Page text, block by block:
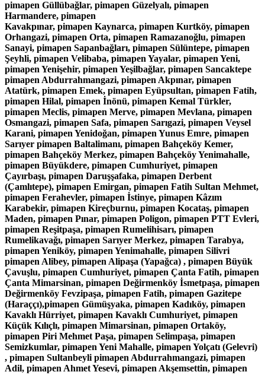
pimapen Güllübağlar, pimapen Güzelyalı, pimapen
Harmandere, pimapen
Kavakpınar, pimapen Kaynarca, pimapen Kurtköy, pimapen
Orhangazi, pimapen Orta, pimapen Ramazanoğlu, pimapen
Sanayi, pimapen Sapanbağları, pimapen Sülüntepe, pimapen
Şeyhli, pimapen Velibaba, pimapen Yayalar, pimapen Yeni,
pimapen Yenişehir, pimapen Yeşilbağlar, pimapen Sancaktepe
pimapen Abdurrahmangazi, pimapen Akpınar, pimapen
Atatürk, pimapen Emek, pimapen Eyüpsultan, pimapen Fatih,
pimapen Hilal, pimapen İnönü, pimapen Kemal Türkler,
pimapen Meclis, pimapen Merve, pimapen Mevlana, pimapen
Osmangazi, pimapen Safa, pimapen Sarıgazi, pimapen Veysel
Karani, pimapen Yenidoğan, pimapen Yunus Emre, pimapen
Sarıyer pimapen Baltalimanı, pimapen Bahçeköy Kemer,
pimapen Bahçeköy Merkez, pimapen Bahçeköy Yenimahalle,
pimapen Büyükdere, pimapen Cumhuriyet, pimapen
Çayırbaşı, pimapen Daruşşafaka, pimapen Derbent
(Çamlıtepe), pimapen Emirgan, pimapen Fatih Sultan Mehmet,
pimapen Ferahevler, pimapen İstinye, pimapen Kâzım
Karabekir, pimapen Kireçburnu, pimapen Kocataş, pimapen
Maden, pimapen Pınar, pimapen Poligon, pimapen PTT Evleri,
pimapen Reşitpaşa, pimapen Rumelihisarı, pimapen
Rumelikavağı, pimapen Sarıyer Merkez, pimapen Tarabya,
pimapen Yeniköy, pimapen Yenimahalle, pimapen Silivri
pimapen Alibey, pimapen Alipaşa (Yapağca) , pimapen Büyük
Çavuşlu, pimapen Cumhuriyet, pimapen Çanta Fatih, pimapen
Çanta Mimarsinan, pimapen Değirmenköy İsmetpaşa, pimapen
Değirmenköy Fevzipaşa, pimapen Fatih, pimapen Gazitepe
(Haraççı),pimapen Gümüşyaka, pimapen Kadıköy, pimapen
Kavaklı Hürriyet, pimapen Kavaklı Cumhuriyet, pimapen
Küçük Kılıçlı, pimapen Mimarsinan, pimapen Ortaköy,
pimapen Piri Mehmet Paşa, pimapen Selimpaşa, pimapen
Semizkumlar, pimapen Yeni Mahalle, pimapen Yolçatı (Gelevri)
, pimapen Sultanbeyli pimapen Abdurrahmangazi, pimapen
Adil, pimapen Ahmet Yesevi, pimapen Akşemsettin, pimapen